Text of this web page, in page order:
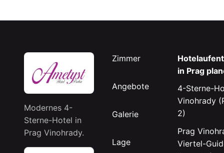
Modernes 4-
Sterne-Hotel in
Prag Vinohrady.
Zimmer
Angebote
Galerie
Lage
in Prag
4-Sterne-
Vinohrady
2)
Prag
Viertel-